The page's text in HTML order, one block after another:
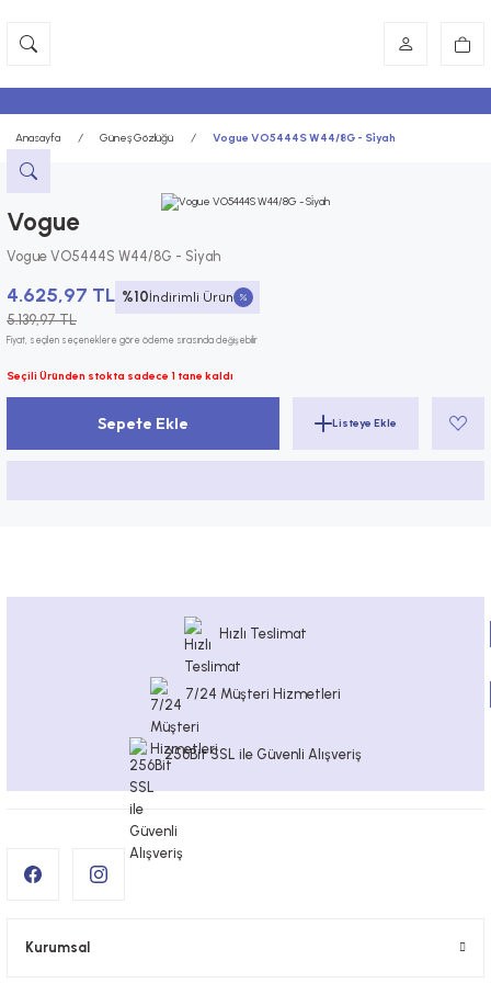
Anasayfa Güneş Gözlüğü Vogue VO5444S W44/8G - Si̇yah
Vogue
Vogue VO5444S W44/8G - Si̇yah
4.625,97 TL
5.139,97 TL
%10İndirimli Ürün
Fiyat, seçilen seçeneklere göre ödeme sırasında değişebilir
Seçili Üründen stokta sadece 1 tane kaldı
Sepete Ekle
Hızlı Teslimat
7/24 Müşteri Hizmetleri
256Bit SSL ile Güvenli Alışveriş
Kurumsal